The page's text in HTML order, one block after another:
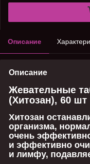
Описание
Описание
Жевательные
(Хитозан), 60 шт
Хитозан
организма,
очень
и эффективно
и лимфу,